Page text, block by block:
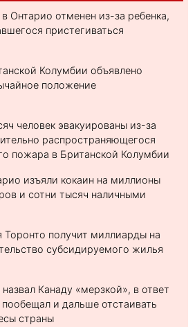
Онтарио отменен из-за ребенка,
пристегиваться
Колумбии объявлено
положение
человек эвакуированы из-за
распространяющегося
пожара в Британской Колумбии
изъяли кокаин на миллионы
и сотни тысяч наличными
Торонто получит миллиарды на
субсидируемого жилья
Канаду «мерзкой», в ответ
и дальше отстаивать
страны